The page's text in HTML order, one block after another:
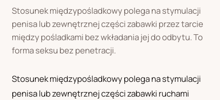
T
U W Z Ł
Stosunek międzypośladkowy polega na stymulacji
penisa lub zewnętrznej części zabawki przez tarcie
między pośladkami bez wkładania jej do odbytu. To
forma seksu bez penetracji.
Stosunek międzypośladkowy polega na stymulacji
penisa lub zewnętrznej części zabawki ruchami